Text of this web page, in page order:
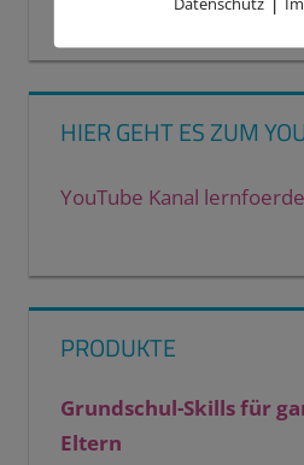
HIER GEHT ES ZUM
YouTube Kanal
PRODUKTE
Grundschul-Skills für
Eltern